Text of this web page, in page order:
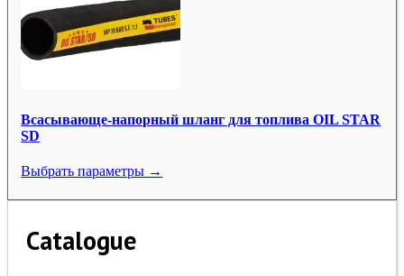
Всасывающе-напорный шланг для топлива OIL STAR
SD
Выбрать параметры →
Catalogue